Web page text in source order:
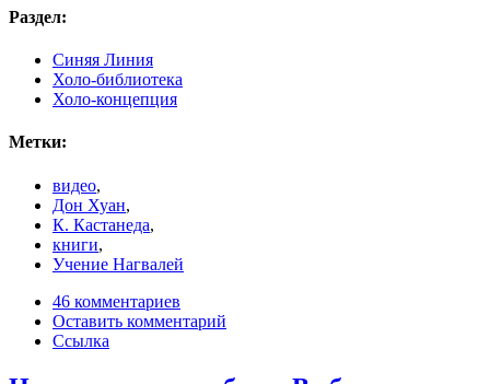
Раздел:
Синяя Линия
Холо-библиотека
Холо-концепция
Метки:
видео,
Дон Хуан,
К. Кастанеда,
книги,
Учение Нагвалей
46 комментариев
Оставить комментарий
Ссылка